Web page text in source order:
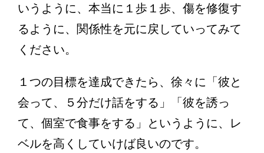
いうように、本当に１歩１歩、傷を修復す
るように、関係性を元に戻していってみて
ください。
１つの目標を達成できたら、徐々に「彼と
会って、５分だけ話をする」「彼を誘っ
て、個室で食事をする」というように、レ
ベルを高くしていけば良いのです。